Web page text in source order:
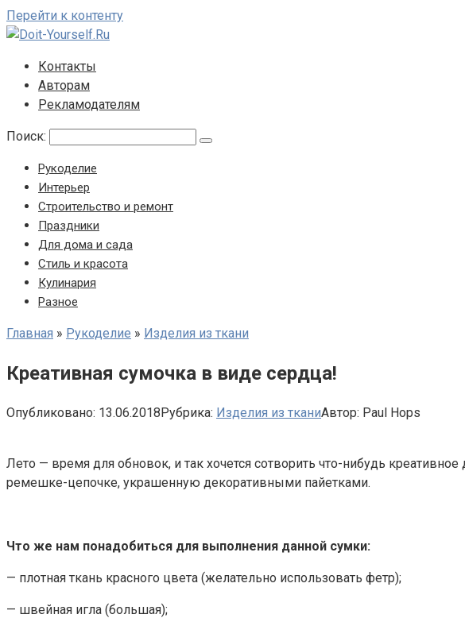
Перейти к контенту
Контакты
Авторам
Рекламодателям
Поиск:
Рукоделие
Интерьер
Строительство и ремонт
Праздники
Для дома и сада
Стиль и красота
Кулинария
Разное
Главная » Рукоделие » Изделия из ткани
Креативная сумочка в виде сердца!
Опубликовано: 13.06.2018Рубрика: Изделия из тканиАвтор: Paul Hops
Лето — время для обновок, и так хочется сотворить что-нибудь
ремешке-цепочке, украшенную декоративными пайетками.
Что же нам понадобиться для выполнения данной сумки:
— плотная ткань красного цвета (желательно использовать фетр);
— швейная игла (большая);